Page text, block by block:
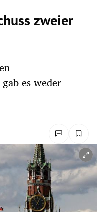
zweier
es weder